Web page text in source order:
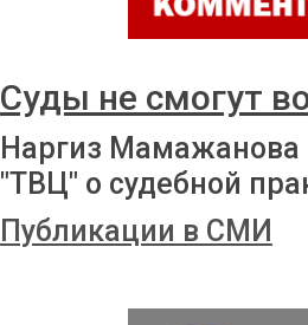
Суды не смогут
Наргиз Мамажанова
"ТВЦ" о судебной
Публикации в СМИ